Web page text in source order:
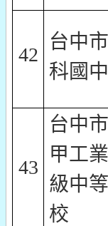
42
台中
科國中
43
台中
甲工
級中
校